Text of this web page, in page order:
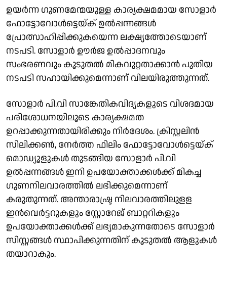
ഉയർന്ന ഗുണമേന്മയുള്ള കാര്യക്ഷമമായ സോളാർ
ഫോട്ടോവോൾട്ടെയ്ക് ഉൽപ്പന്നങ്ങൾ
പ്രോത്സാഹിപ്പിക്കുകയെന്ന ലക്ഷ്യത്തോടെയാണ്
നടപടി. സോളാര്‍ ഊർജ ഉല്‍പ്പാദനവും
സംഭരണവും കൂടുതല്‍ മികവുറ്റതാക്കാന്‍ പുതിയ
നടപടി സഹായിക്കുമെന്നാണ് വിലയിരുത്തുന്നത്.
സോളാർ പി.വി സാങ്കേതികവിദ്യകളുടെ വിശദമായ
പരിശോധനയിലൂടെ കാര്യക്ഷമത
ഉറപ്പാക്കുന്നതായിരിക്കും നിര്‍ദേശം. ക്രിസ്റ്റലിൻ
സിലിക്കൺ, നേർത്ത ഫിലിം ഫോട്ടോവോൾട്ടെയ്ക്
മൊഡ്യൂളുകൾ തുടങ്ങിയ സോളാർ പി.വി
ഉല്‍പ്പന്നങ്ങള്‍ ഇനി ഉപയോക്താക്കള്‍ക്ക് മികച്ച
ഗുണനിലവാരത്തില്‍ ലഭിക്കുമെന്നാണ്
കരുതുന്നത്. അന്താരാഷ്ട്ര നിലവാരത്തിലുളള
ഇൻവെർട്ടറുകളും സ്റ്റോറേജ് ബാറ്ററികളും
ഉപയോക്താക്കള്‍ക്ക് ലഭ്യമാകുന്നതോടെ സോളാര്‍
സിസ്റ്റങ്ങള്‍ സ്ഥാപിക്കുന്നതിന് കൂടുതല്‍ ആളുകള്‍
തയാറാകും.